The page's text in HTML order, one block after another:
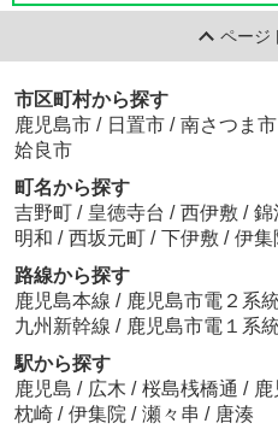
ページ
市区町村から探す
鹿児島市 / 日置市 / 南さつま市
姶良市
町名から探す
吉野町 / 皇徳寺台 / 西伊敷 / 錦
明和 / 西坂元町 / 下伊敷 / 伊集
路線から探す
鹿児島本線 / 鹿児島市電２系
九州新幹線 / 鹿児島市電１系
駅から探す
鹿児島 / 広木 / 桜島桟橋通 /
枕崎 / 伊集院 / 瀬々串 / 唐湊